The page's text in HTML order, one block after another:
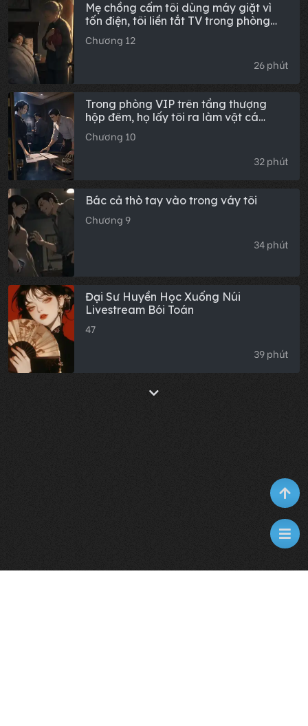
Mẹ chồng cấm tôi dùng máy giặt vì
tốn điện, tôi liền tắt TV trong phòng
bà: "Tiết kiệm điện mà, cả nhà cùng
tiết kiệm."
Chương 12
26 phút
Trong phòng VIP trên tầng thượng
hộp đêm, họ lấy tôi ra làm vật cá
cược. Chồng tôi ném chìa khóa xe
xuống bàn: 'Nếu tối nay Lâm Uyển
không đến cầu xin tôi về nhà, chiếc xe
này thuộc về cậu.' Còn tôi, lúc này
đang đứng ngoài cửa, nghe họ chế
giễu mình.
Chương 10
32 phút
Bác cả thò tay vào trong váy tôi
Chương 9
34 phút
Đại Sư Huyền Học Xuống Núi
Livestream Bói Toán
47
39 phút